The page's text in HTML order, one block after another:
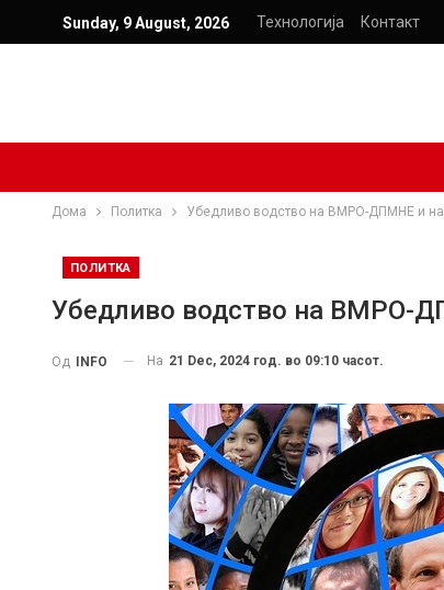
Sunday, 9 August, 2026 Технологија Контакт
Дома Политка Убедливо водство на ВМРО-ДПМНЕ и на
ПОЛИТКА
Убедливо водство на ВМРО-
Од INFO На 21 Dec, 2024 год. во 09:10 часот.